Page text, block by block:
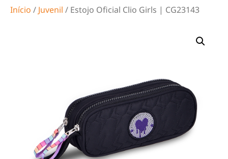
Início / Juvenil / Estojo Oficial Clio Girls | CG23143